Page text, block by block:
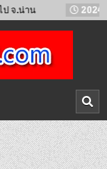
2024-02-23